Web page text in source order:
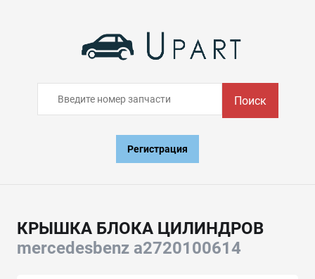
Поиск
Регистрация
КРЫШКА БЛОКА ЦИЛИНДРОВ
mercedesbenz a2720100614